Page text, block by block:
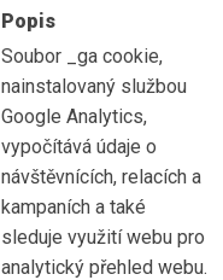
Popis
Soubor _ga cookie,
nainstalovaný službou
Google Analytics,
vypočítává údaje o
návštěvnících, relacích a
kampaních a také
sleduje využití webu pro
analytický přehled webu.